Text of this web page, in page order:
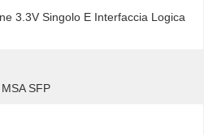
3.3V Singolo E Interfaccia Logica
SFP